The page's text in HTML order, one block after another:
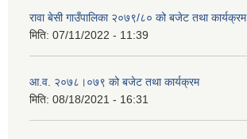
रावा बेसी गाउँपालिका २०७९/८० को बजेट तथा कार्यक्रम
मिति: 07/11/2022 - 11:39
आ.व. २०७८।०७९ को बजेट तथा कार्यक्रम
मिति: 08/18/2021 - 16:31